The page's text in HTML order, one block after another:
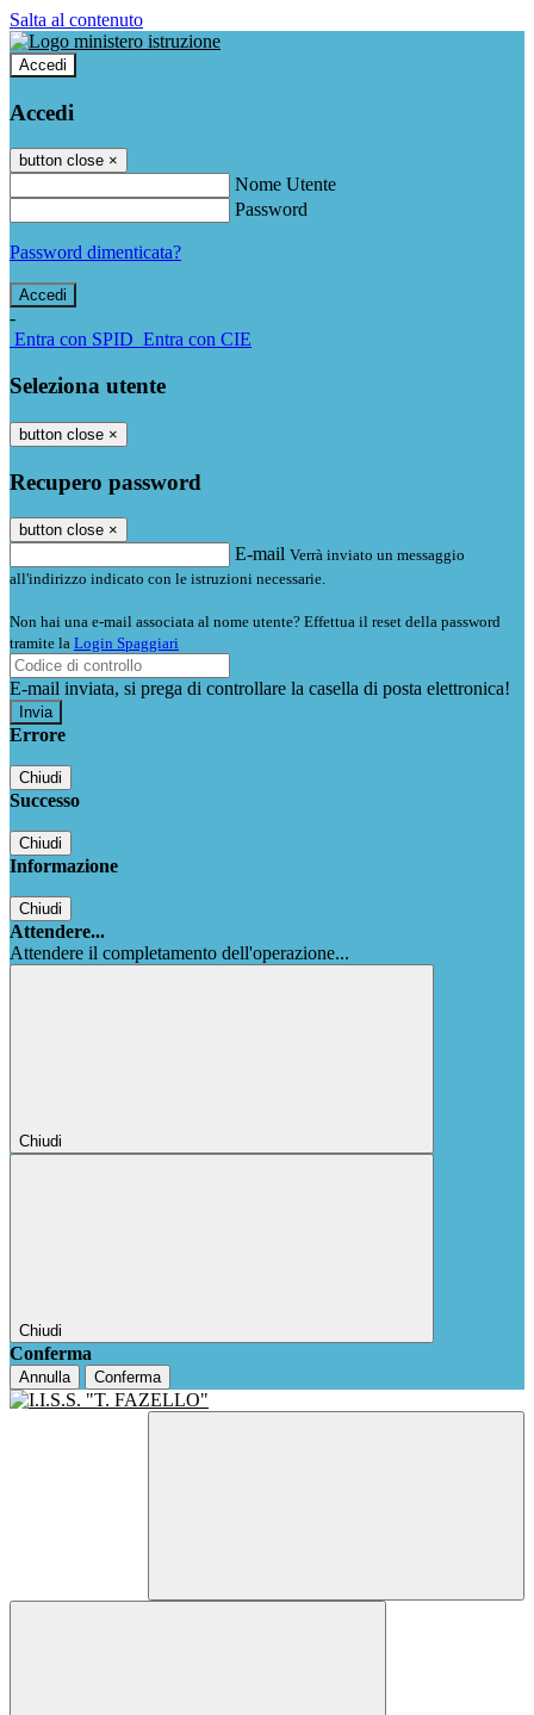
Salta al contenuto
Accedi
Accedi
button close ×
Nome Utente
Password
Password dimenticata?
-
Entra con SPID Entra con CIE
Seleziona utente
button close ×
Recupero password
button close ×
E-mail Verrà inviato un messaggio
all'indirizzo indicato con le istruzioni necessarie.
Non hai una e-mail associata al nome utente? Effettua il reset della password
tramite la Login Spaggiari
E-mail inviata, si prega di controllare la casella di posta elettronica!
Errore
Chiudi
Successo
Chiudi
Informazione
Chiudi
Attendere...
Attendere il completamento dell'operazione...
Chiudi
Chiudi
Conferma
Annulla Conferma